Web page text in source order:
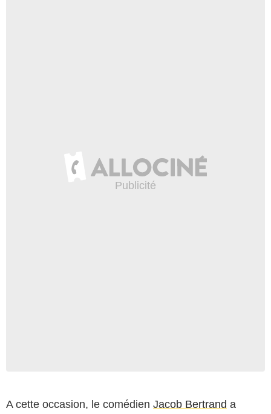
A cette occasion, le comédien Jacob Bertrand a